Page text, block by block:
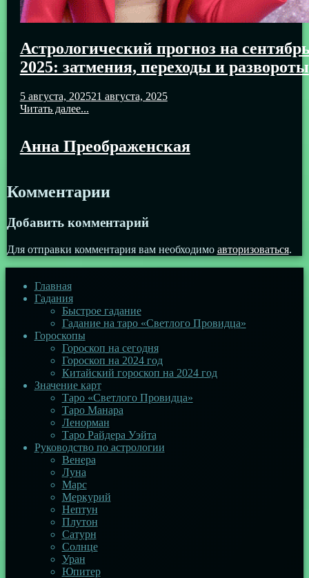
Астрологический прогноз на
2025: затмения, переходы и развороты
5 августа, 202521 августа, 2025
Читать далее...
Анна Преображенская
Комментарии
Добавить комментарий
Для отправки комментария вам необходимо авторизоваться.
Главная
Гадания
Быстрое гадание
Гадание на таро «Светлого Провидца»
Гороскопы
Гороскоп на сегодня
Гороскоп на 2024 год
Китайский гороскоп на 2024 год
Значение карт
Таро «Светлого Провидца»
Таро Манара
Ленорман
Таро Райдера Уэйта
Руководство по астрологии
Венера
Луна
Марс
Меркурий
Нептун
Плутон
Сатурн
Солнце
Уран
Юпитер